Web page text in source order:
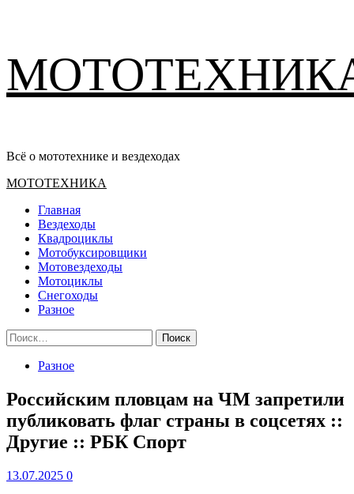
содержимому
Всё о мототехнике и вездеходах
Основное
МОТОТЕХНИКА
Главная
Вездеходы
Квадроциклы
Мотобуксировщики
Мотовездеходы
Мотоциклы
Снегоходы
Разное
Найти:
Разное
Российским пловцам на ЧМ запретили
публиковать флаг страны в соцсетях ::
Другие :: РБК Спорт
13.07.2025 0